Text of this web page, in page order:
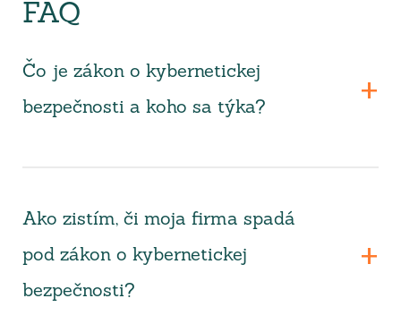
FAQ
Čo je zákon o kybernetickej
bezpečnosti a koho sa týka?
Ako zistím, či moja firma spadá
pod zákon o kybernetickej
bezpečnosti?